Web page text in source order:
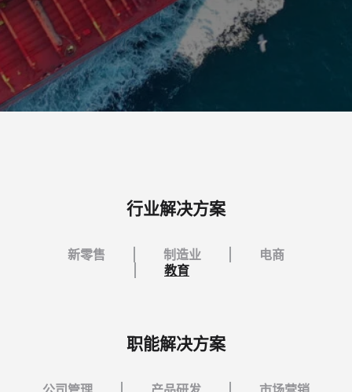
行业解决方案
新零售 制造业
电商
教育
职能解决方案